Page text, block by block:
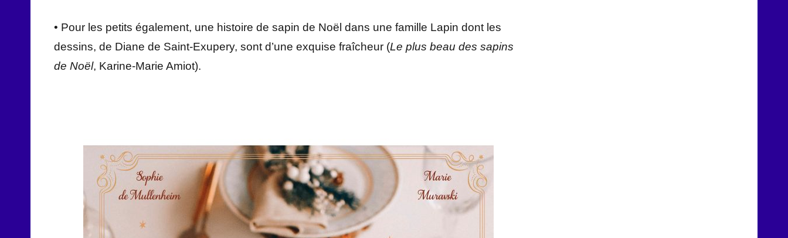
• Pour les petits également, une histoire de sapin de Noël dans une famille Lapin dont les
dessins, de Diane de Saint-Exupery, sont d’une exquise fraîcheur (Le plus beau des sapins
de Noël, Karine-Marie Amiot).